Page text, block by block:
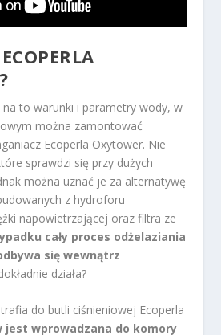
na to warunki i parametry wody, w
można zamontować
Ecoperla Oxytower. Nie
sprawdzi się przy dużych
można uznać je za alternatywę
z hydroforu
napowietrzającej oraz filtra ze
cały proces odżelaziania
się wewnątrz
działa?
do butli ciśnieniowej Ecoperla
jest wprowadzana do komory